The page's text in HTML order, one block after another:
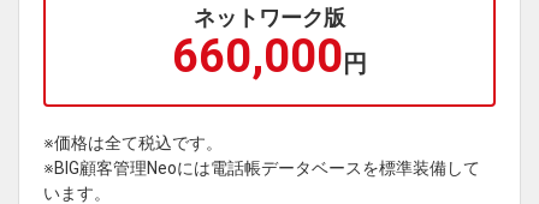
ネットワーク版
660,000 円
※価格は全て税込です。
※BIG顧客管理Neoには電話帳データベースを標準装備して
います。